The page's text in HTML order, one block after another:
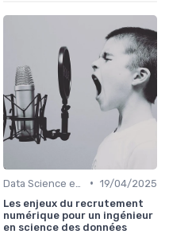
• 19/04/2025
Les enjeux du recrutement
numérique pour un ingénieur
en science des données